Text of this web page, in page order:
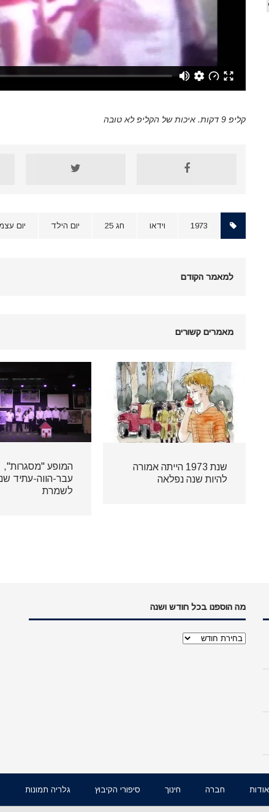
קליפ 9 דקות. איכות של הקליפ לא טובה
1973 וידאו חג 25 יום הילד יום
למאמר הקודם
מאמרים קשורים
שנת 1973 הייתה אמורה
להיות שנה נפלאה
המופע "מסגרות",
לשמרת
מה הוספנו בכל חודש ושנה
מה
אודות חברה חינוך סיפורי הקיבוץ גלריה תמונות